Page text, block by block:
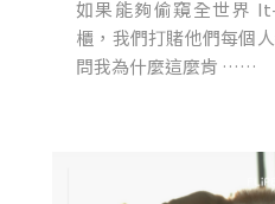
如果能夠偷窺全世界
櫃，我們打賭他們每個
問我為什麼這麼肯 ……